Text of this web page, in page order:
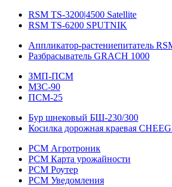
RSM TS-3200|4500 Satellite
RSM TS-6200 SPUTNIK
Аппликатор-растениепитатель
Разбрасыватель GRACH 1000
ЗМП-ПСМ
МЗС-90
ПСМ-25
Бур шнековый БШ-230/300
Косилка дорожная краевая
РСМ Агротроник
РСМ Карта урожайности
РСМ Роутер
РСМ Уведомления